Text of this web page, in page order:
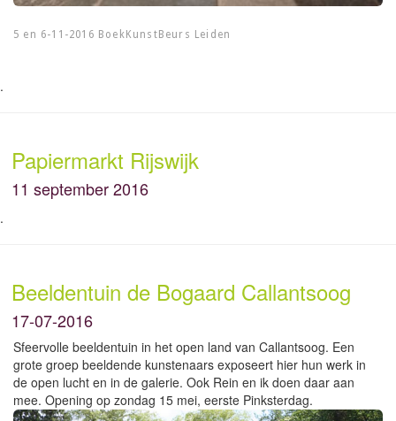
5 en 6-11-2016 BoekKunstBeurs Leiden
.
Papiermarkt Rijswijk
11 september 2016
.
Beeldentuin de Bogaard Callantsoog
17-07-2016
Sfeervolle beeldentuin in het open land van Callantsoog. Een
grote groep beeldende kunstenaars exposeert hier hun werk in
de open lucht en in de galerie. Ook Rein en ik doen daar aan
mee. Opening op zondag 15 mei, eerste Pinksterdag.